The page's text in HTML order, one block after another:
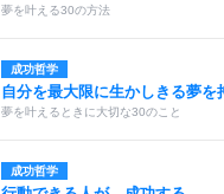
夢を叶える30の方法
成功哲学
自分を最大限に生かしきる夢を
夢を叶えるときに大切な30のこと
成功哲学